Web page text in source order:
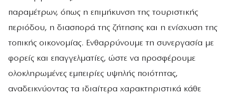
παραμέτρων, όπως η επιμήκυνση της τουριστικής
περιόδου, η διασπορά της ζήτησης και η ενίσχυση της
τοπικής οικονομίας. Ενθαρρύνουμε τη συνεργασία με
φορείς και επαγγελματίες, ώστε να προσφέρουμε
ολοκληρωμένες εμπειρίες υψηλής ποιότητας,
αναδεικνύοντας τα ιδιαίτερα χαρακτηριστικά κάθε